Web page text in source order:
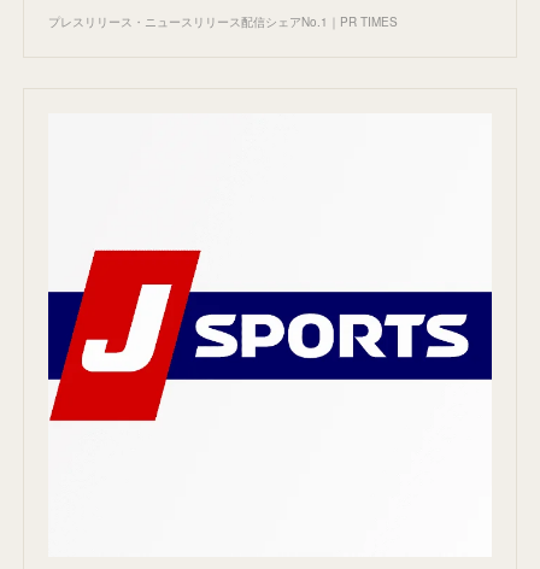
プレスリリース・ニュースリリース配信シェアNo.1｜PR TIMES